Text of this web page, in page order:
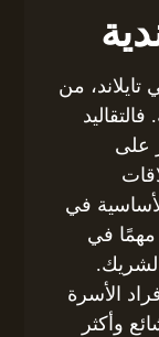
من
على
في
مهمًا في
الأسرة
وأكثر